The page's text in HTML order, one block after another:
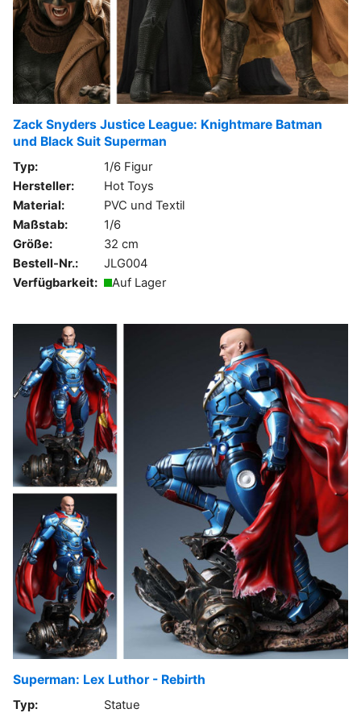
Zack Snyders Justice League: Knightmare Batman
und Black Suit Superman
Typ:
1/6 Figur
Hersteller:
Hot Toys
Material:
PVC und Textil
Maßstab:
1/6
Größe:
32 cm
Bestell-Nr.:
JLG004
Verfügbarkeit:
Auf Lager
Superman: Lex Luthor - Rebirth
Typ: Statue